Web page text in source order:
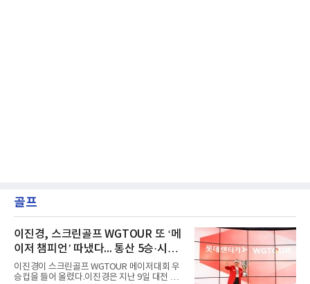
골프
이진경, 스크린골프 WGTOUR 또 ‘메
이저 챔피언’ 따냈다... 통산 5승·시즌
3승 달성
이진경이 스크린골프 WGTOUR 메이저대회 우
승컵을 들어 올렸다.이진경은 지난 9일 대전 골